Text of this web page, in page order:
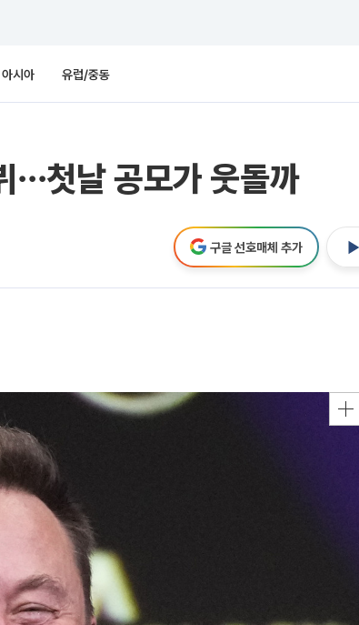
아시아 유럽/중동
⋯첫날 공모가 웃돌까
구글 선호매체 추가